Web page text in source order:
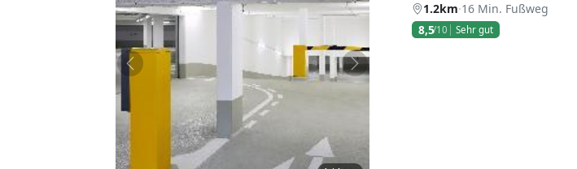
Zurück Weiter
1.2km·16 Min. Fußweg
8,5/10 Sehr gut